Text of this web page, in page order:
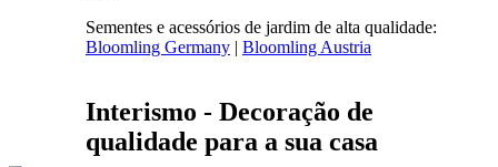
Sementes e acessórios de jardim de alta qualidade:
Bloomling Germany | Bloomling Austria
Interismo - Decoração de
qualidade para a sua casa